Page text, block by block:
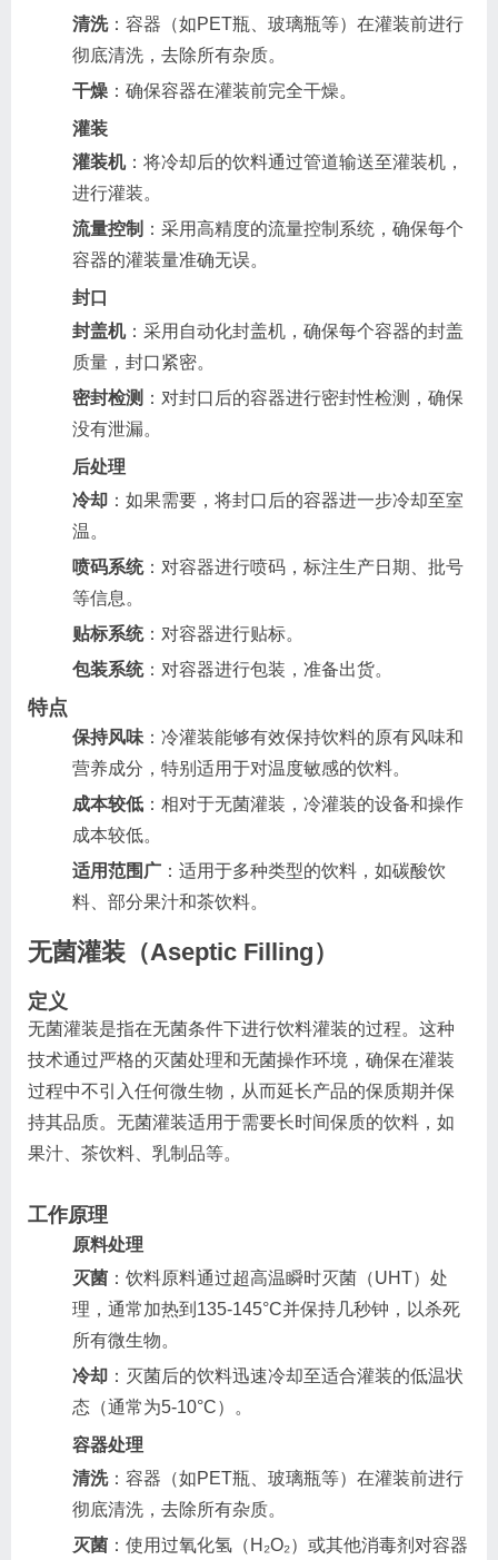
清洗：容器（如PET瓶、玻璃瓶等）在灌装前进行
彻底清洗，去除所有杂质。
干燥 ：确保容器在灌装前完全干燥。
灌装
灌装机：将冷却后的饮料通过管道输送至灌装机，
进行灌装。
流量控制 ：采用高精度的流量控制系统，确保每个
容器的灌装量准确无误。
封口
封盖机：采用自动化封盖机，确保每个容器的封盖
质量，封口紧密。
密封检测 ：对封口后的容器进行密封性检测，确保
没有泄漏。
后处理
冷却 ：如果需要，将封口后的容器进一步冷却至室
温。
喷码系统：对容器进行喷码，标注生产日期、批号
等信息。
贴标系统：对容器进行贴标。
包装系统：对容器进行包装，准备出货。
特点
保持风味 ：冷灌装能够有效保持饮料的原有风味和
营养成分，特别适用于对温度敏感的饮料。
成本较低 ：相对于无菌灌装，冷灌装的设备和操作
成本较低。
适用范围广 ：适用于多种类型的饮料，如碳酸饮
料、部分果汁和茶饮料。
无菌灌装（Aseptic Filling）
定义
无菌灌装是指在无菌条件下进行饮料灌装的过程。这种
技术通过严格的灭菌处理和无菌操作环境，确保在灌装
过程中不引入任何微生物，从而延长产品的保质期并保
持其品质。无菌灌装适用于需要长时间保质的饮料，如
果汁、茶饮料、乳制品等。
工作原理
原料处理
灭菌 ：饮料原料通过超高温瞬时灭菌（UHT）处
理，通常加热到135-145°C并保持几秒钟，以杀死
所有微生物。
冷却 ：灭菌后的饮料迅速冷却至适合灌装的低温状
态（通常为5-10°C）。
容器处理
清洗：容器（如PET瓶、玻璃瓶等）在灌装前进行
彻底清洗，去除所有杂质。
灭菌 ：使用过氧化氢（H₂O₂）或其他消毒剂对容器